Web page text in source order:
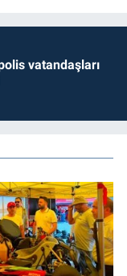
vatandaşları